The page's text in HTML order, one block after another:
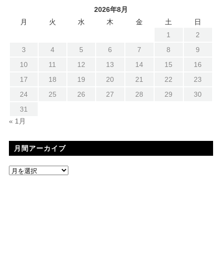
2026年8月
月
火 水 木 金 土
日
1
2
3
4 5 6 7 8
9
10
11 12 13 14 15
16
17
18 19 20 21 22
23
24
25 26 27 28 29
30
31
« 1月
月間アーカイブ